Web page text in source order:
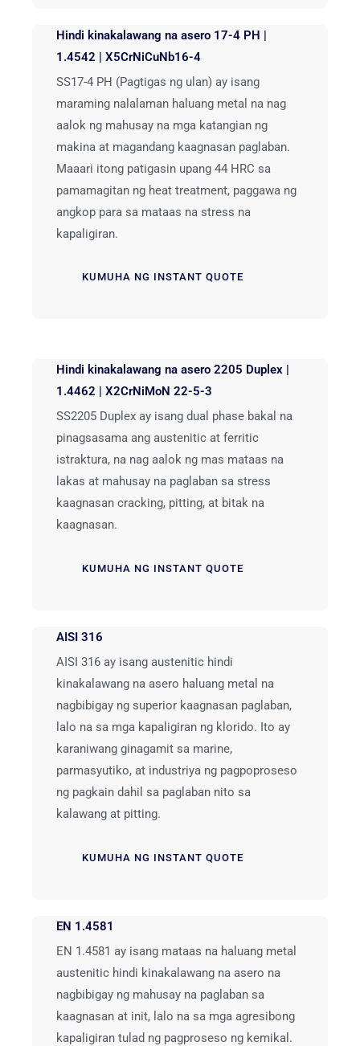
Hindi kinakalawang na asero 17-4 PH |
1.4542 | X5CrNiCuNb16-4
SS17-4 PH (Pagtigas ng ulan) ay isang
maraming nalalaman haluang metal na nag
aalok ng mahusay na mga katangian ng
makina at magandang kaagnasan paglaban.
Maaari itong patigasin upang 44 HRC sa
pamamagitan ng heat treatment, paggawa ng
angkop para sa mataas na stress na
kapaligiran.
KUMUHA NG INSTANT QUOTE
Hindi kinakalawang na asero 2205 Duplex |
1.4462 | X2CrNiMoN 22-5-3
SS2205 Duplex ay isang dual phase bakal na
pinagsasama ang austenitic at ferritic
istraktura, na nag aalok ng mas mataas na
lakas at mahusay na paglaban sa stress
kaagnasan cracking, pitting, at bitak na
kaagnasan.
KUMUHA NG INSTANT QUOTE
AISI 316
AISI 316 ay isang austenitic hindi
kinakalawang na asero haluang metal na
nagbibigay ng superior kaagnasan paglaban,
lalo na sa mga kapaligiran ng klorido. Ito ay
karaniwang ginagamit sa marine,
parmasyutiko, at industriya ng pagpoproseso
ng pagkain dahil sa paglaban nito sa
kalawang at pitting.
KUMUHA NG INSTANT QUOTE
EN 1.4581
EN 1.4581 ay isang mataas na haluang metal
austenitic hindi kinakalawang na asero na
nagbibigay ng mahusay na paglaban sa
kaagnasan at init, lalo na sa mga agresibong
kapaligiran tulad ng pagproseso ng kemikal.